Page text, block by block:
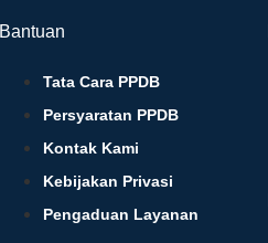
Bantuan
Tata Cara PPDB
Persyaratan PPDB
Kontak Kami
Kebijakan Privasi
Pengaduan Layanan